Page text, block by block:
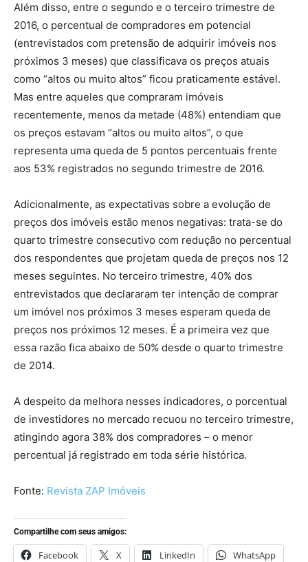
Além disso, entre o segundo e o terceiro trimestre de
2016, o percentual de compradores em potencial
(entrevistados com pretensão de adquirir imóveis nos
próximos 3 meses) que classificava os preços atuais
como “altos ou muito altos” ficou praticamente estável.
Mas entre aqueles que compraram imóveis
recentemente, menos da metade (48%) entendiam que
os preços estavam “altos ou muito altos”, o que
representa uma queda de 5 pontos percentuais frente
aos 53% registrados no segundo trimestre de 2016.
Adicionalmente, as expectativas sobre a evolução de
preços dos imóveis estão menos negativas: trata-se do
quarto trimestre consecutivo com redução no percentual
dos respondentes que projetam queda de preços nos 12
meses seguintes. No terceiro trimestre, 40% dos
entrevistados que declararam ter intenção de comprar
um imóvel nos próximos 3 meses esperam queda de
preços nos próximos 12 meses. É a primeira vez que
essa razão fica abaixo de 50% desde o quarto trimestre
de 2014.
A despeito da melhora nesses indicadores, o porcentual
de investidores no mercado recuou no terceiro trimestre,
atingindo agora 38% dos compradores – o menor
percentual já registrado em toda série histórica.
Fonte: Revista ZAP Imóveis
Compartilhe com seus amigos:
Facebook X LinkedIn WhatsApp